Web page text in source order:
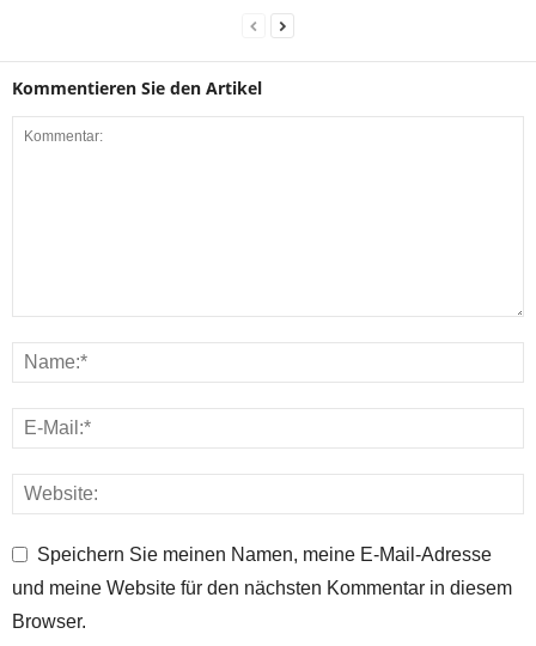
Kommentieren Sie den Artikel
Speichern Sie meinen Namen, meine E-Mail-Adresse
und meine Website für den nächsten Kommentar in diesem
Browser.